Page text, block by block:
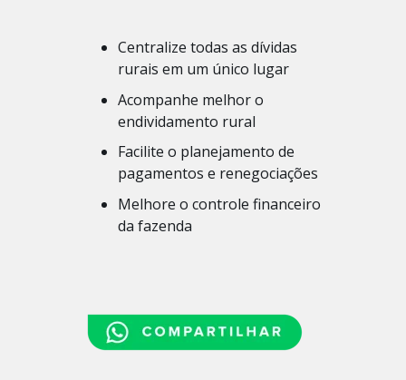
Centralize todas as dívidas
rurais em um único lugar
Acompanhe melhor o
endividamento rural
Facilite o planejamento de
pagamentos e renegociações
Melhore o controle financeiro
da fazenda